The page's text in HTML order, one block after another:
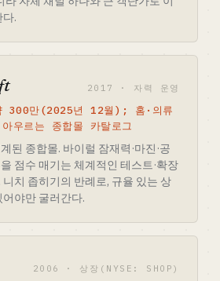
.
2017 · 자력 운영
300만(2025년 12월); 홈·의류
우르는 종합몰 카탈로그
된 종합몰. 바이럴 잠재력·마진·공
점수 매기는 체계적인 테스트·확장
치 좁히기의 반례로, 규율 있는 상
야만 굴러간다.
2006 · 상장(NYSE: SHOP)